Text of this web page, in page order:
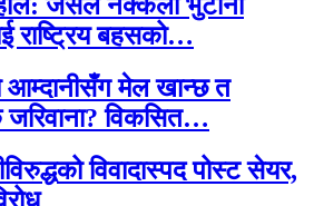
जसले नक्कली भुटानी
राष्ट्रिय बहसको…
आम्दानीसँग मेल खान्छ त
जरिवाना? विकसित…
विवादास्पद पोस्ट सेयर,